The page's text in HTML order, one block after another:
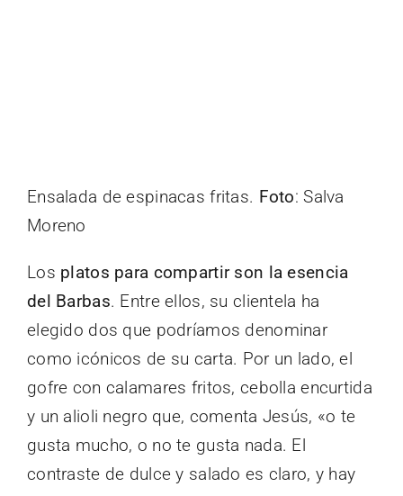
Ensalada de espinacas fritas. Foto: Salva
Moreno
Los platos para compartir son la esencia
del Barbas. Entre ellos, su clientela ha
elegido dos que podríamos denominar
como icónicos de su carta. Por un lado, el
gofre con calamares fritos, cebolla encurtida
y un alioli negro que, comenta Jesús, «o te
gusta mucho, o no te gusta nada. El
contraste de dulce y salado es claro, y hay